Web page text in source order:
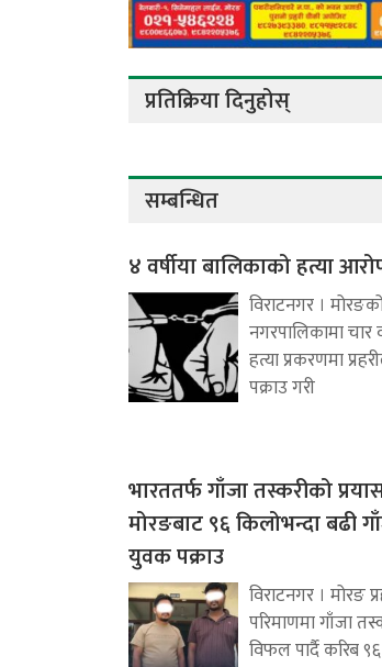
प्रतिक्रिया दिनुहोस्
सम्बन्धित
४ वर्षीया बालिकाको हत्या
विराटनगर ।
नगरपालिकामा चार
हत्या प्रकरणमा
पक्राउ गरी
भारततर्फ गाँजा तस्करीको
मोरङबाट ९६ किलोभन्दा बढी
युवक पक्राउ
विराटनगर । मोरङ
परिमाणमा गाँजा
विफल पार्दै करिब ९६